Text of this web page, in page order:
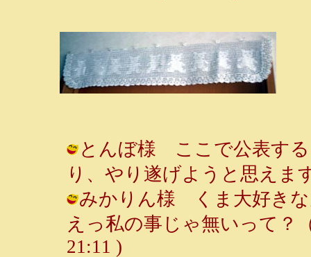
とんぼ様 ここで公表する
り、やり遂げようと思えま
みかりん様 くま大好きな
えっ私の事じゃ無いって？
21:11 )